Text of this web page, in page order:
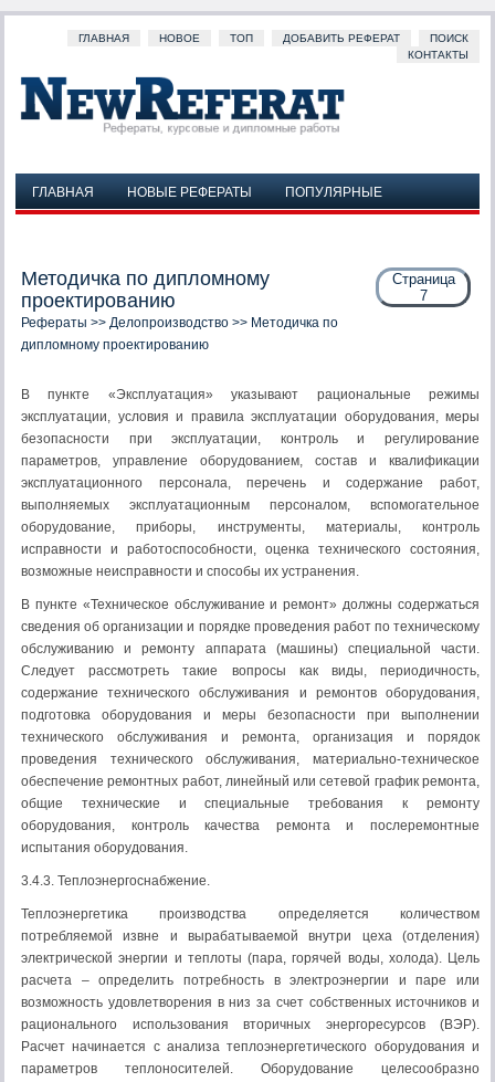
ГЛАВНАЯ НОВОЕ ТОП ДОБАВИТЬ РЕФЕРАТ
ПОИСК
КОНТАКТЫ
ГЛАВНАЯ НОВЫЕ РЕФЕРАТЫ
ПОПУЛЯРНЫЕ
Страница
7
Методичка по дипломному
проектированию
Рефераты >> Делопроизводство >> Методичка по
дипломному проектированию
В пункте «Эксплуатация» указывают рациональные режимы
эксплуатации, условия и правила эксплуатации оборудования, меры
безопасности при эксплуатации, контроль и регулирование
параметров, управление оборудованием, состав и квалификации
эксплуатационного персонала, перечень и содержание работ,
выполняемых эксплуатационным персоналом, вспомогательное
оборудование, приборы, инструменты, материалы, контроль
исправности и работоспособности, оценка технического состояния,
возможные неисправности и способы их устранения.
В пункте «Техническое обслуживание и ремонт» должны содержаться
сведения об организации и порядке проведения работ по техническому
обслуживанию и ремонту аппарата (машины) специальной части.
Следует рассмотреть такие вопросы как виды, периодичность,
содержание технического обслуживания и ремонтов оборудования,
подготовка оборудования и меры безопасности при выполнении
технического обслуживания и ремонта, организация и порядок
проведения технического обслуживания, материально-техническое
обеспечение ремонтных работ, линейный или сетевой график ремонта,
общие технические и специальные требования к ремонту
оборудования, контроль качества ремонта и послеремонтные
испытания оборудования.
3.4.3. Теплоэнергоснабжение.
Теплоэнергетика производства определяется количеством
потребляемой извне и вырабатываемой внутри цеха (отделения)
электрической энергии и теплоты (пара, горячей воды, холода). Цель
расчета – определить потребность в электроэнергии и паре или
возможность удовлетворения в низ за счет собственных источников и
рационального использования вторичных энергоресурсов (ВЭР).
Расчет начинается с анализа теплоэнергетического оборудования и
параметров теплоносителей. Оборудование целесообразно